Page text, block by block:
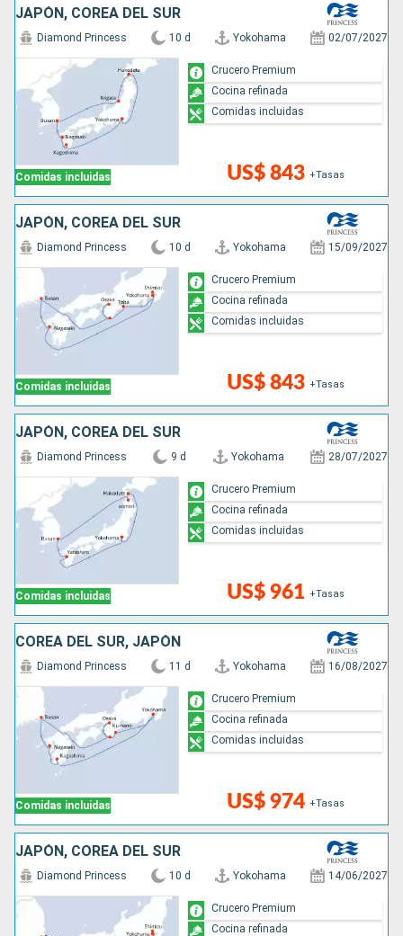
JAPÓN, COREA DEL SUR
Comidas incluidas
Diamond Princess 10 d Yokohama 02/07/2027
US$ 843 +Tasas
Crucero Premium
Cocina refinada
Comidas incluidas
JAPÓN, COREA DEL SUR
Comidas incluidas
Diamond Princess 10 d Yokohama 15/09/2027
US$ 843 +Tasas
Crucero Premium
Cocina refinada
Comidas incluidas
JAPÓN, COREA DEL SUR
Comidas incluidas
Diamond Princess 9 d Yokohama 28/07/2027
US$ 961 +Tasas
Crucero Premium
Cocina refinada
Comidas incluidas
COREA DEL SUR, JAPÓN
Comidas incluidas
Diamond Princess 11 d Yokohama 16/08/2027
US$ 974 +Tasas
Crucero Premium
Cocina refinada
Comidas incluidas
JAPÓN, COREA DEL SUR
Diamond Princess 10 d Yokohama 14/06/2027
Crucero Premium
Cocina refinada